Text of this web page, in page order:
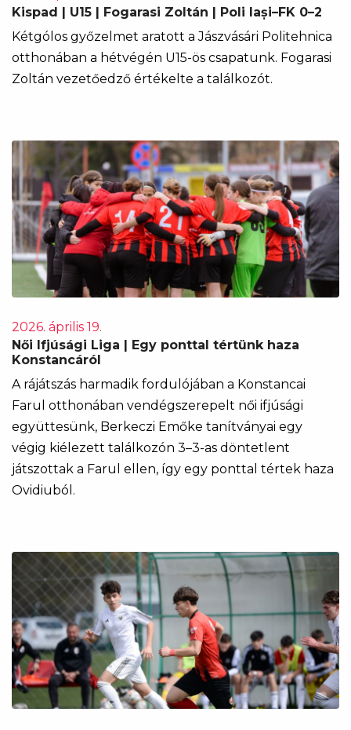
Kispad | U15 | Fogarasi Zoltán | Poli Iași–FK 0–2
Kétgólos győzelmet aratott a Jászvásári Politehnica
otthonában a hétvégén U15-ös csapatunk. Fogarasi
Zoltán vezetőedző értékelte a találkozót.
2026. április 19.
Női Ifjúsági Liga | Egy ponttal tértünk haza
Konstancáról
A rájátszás harmadik fordulójában a Konstancai
Farul otthonában vendégszerepelt női ifjúsági
együttesünk, Berkeczi Emőke tanítványai egy
végig kiélezett találkozón 3–3-as döntetlent
játszottak a Farul ellen, így egy ponttal tértek haza
Ovidiuból.